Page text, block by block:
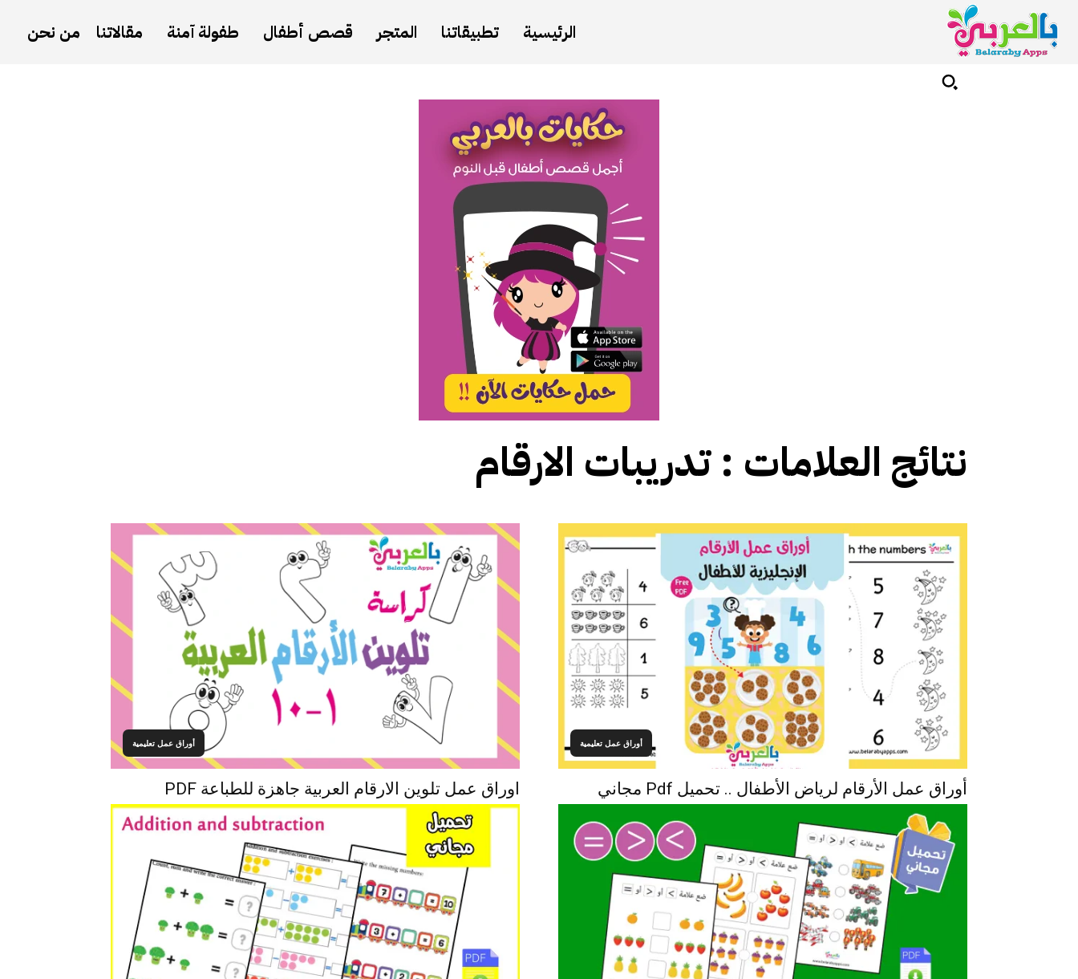
الرئيسية تطبيقاتنا المتجر قصص أطفال طفولة آمنة مقالاتنا من نحن
نتائج العلامات :تدريبات الارقام
أوراق عمل تعليمية
أوراق عمل الأرقام لرياض الأطفال .. تحميل Pdf مجاني
أوراق عمل تعليمية
اوراق عمل تلوين الارقام العربية جاهزة للطباعة PDF